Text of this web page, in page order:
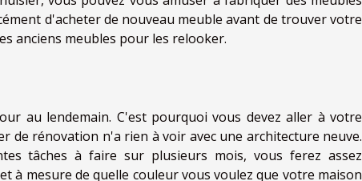
d'acheter de nouveau meuble avant de trouver votre
anciens meubles pour les relooker.
au lendemain. C'est pourquoi vous devez aller à votre
de rénovation n'a rien à voir avec une architecture neuve.
tâches à faire sur plusieurs mois, vous ferez assez
à mesure de quelle couleur vous voulez que votre maison